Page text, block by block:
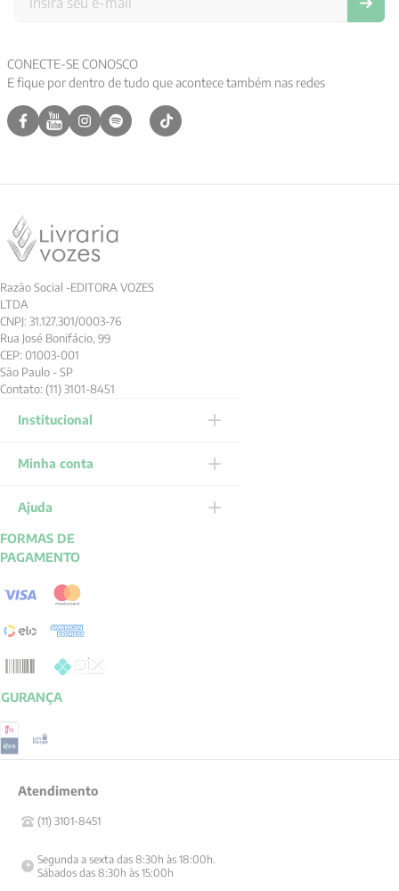
CONECTE-SE CONOSCO
E fique por dentro de tudo que acontece também nas redes
Razão Social -EDITORA VOZES
LTDA
CNPJ: 31.127.301/0003-76
Rua José Bonifácio, 99
CEP: 01003-001
São Paulo - SP
Contato: (11) 3101-8451
Institucional
Minha conta
Ajuda
FORMAS DE
PAGAMENTO
Atendimento
(11) 3101-8451
Segunda a sexta das 8:30h às 18:00h.
Sábados das 8:30h às 15:00h